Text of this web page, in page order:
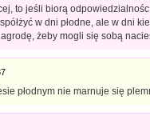
to jeśli biorą
w dni płodne, ale w dni
żeby mogli się sobą
płodnym nie marnuje się